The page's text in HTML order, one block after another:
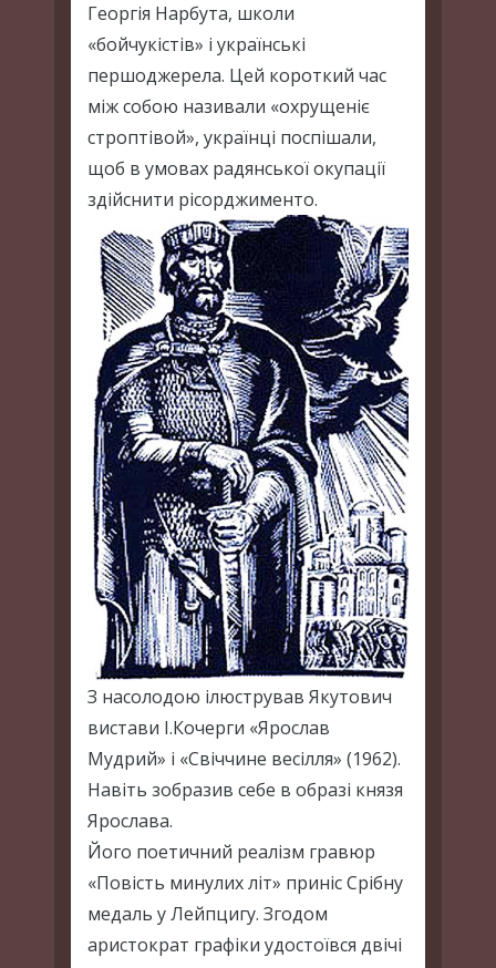
Георгія Нарбута, школи
«бойчукістів» і українські
першоджерела. Цей короткий час
між собою називали «охрущеніє
строптівой», українці поспішали,
щоб в умовах радянської окупації
здійснити рісорджименто.
З насолодою ілюстрував Якутович
вистави І.Кочерги «Ярослав
Мудрий» і «Свіччине весілля» (1962).
Навіть зобразив себе в образі князя
Ярослава.
Його поетичний реалізм гравюр
«Повість минулих літ» приніс Срібну
медаль у Лейпцигу. Згодом
аристократ графіки удостоївся двічі